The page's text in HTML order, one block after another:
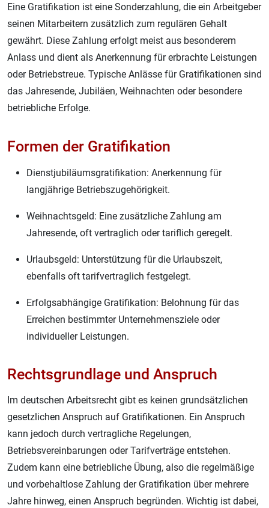
Eine Gratifikation ist eine Sonderzahlung, die ein Arbeitgeber
seinen Mitarbeitern zusätzlich zum regulären Gehalt
gewährt. Diese Zahlung erfolgt meist aus besonderem
Anlass und dient als Anerkennung für erbrachte Leistungen
oder Betriebstreue. Typische Anlässe für Gratifikationen sind
das Jahresende, Jubiläen, Weihnachten oder besondere
betriebliche Erfolge.
Formen der Gratifikation
Dienstjubiläumsgratifikation: Anerkennung für
langjährige Betriebszugehörigkeit.
Weihnachtsgeld: Eine zusätzliche Zahlung am
Jahresende, oft vertraglich oder tariflich geregelt.
Urlaubsgeld: Unterstützung für die Urlaubszeit,
ebenfalls oft tarifvertraglich festgelegt.
Erfolgsabhängige Gratifikation: Belohnung für das
Erreichen bestimmter Unternehmensziele oder
individueller Leistungen.
Rechtsgrundlage und Anspruch
Im deutschen Arbeitsrecht gibt es keinen grundsätzlichen
gesetzlichen Anspruch auf Gratifikationen. Ein Anspruch
kann jedoch durch vertragliche Regelungen,
Betriebsvereinbarungen oder Tarifverträge entstehen.
Zudem kann eine betriebliche Übung, also die regelmäßige
und vorbehaltlose Zahlung der Gratifikation über mehrere
Jahre hinweg, einen Anspruch begründen. Wichtig ist dabei,